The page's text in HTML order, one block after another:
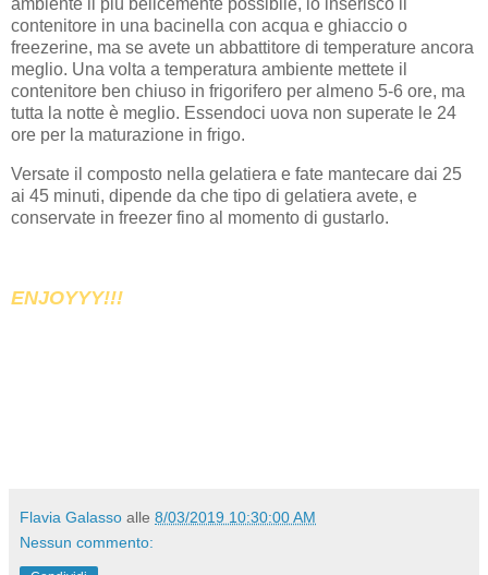
ambiente il più belicemente possibile, io inserisco il
contenitore in una bacinella con acqua e ghiaccio o
freezerine, ma se avete un abbattitore di temperature ancora
meglio. Una volta a temperatura ambiente mettete il
contenitore ben chiuso in frigorifero per almeno 5-6 ore, ma
tutta la notte è meglio. Essendoci uova non superate le 24
ore per la maturazione in frigo.
Versate il composto nella gelatiera e fate mantecare dai 25
ai 45 minuti, dipende da che tipo di gelatiera avete, e
conservate in freezer fino al momento di gustarlo.
ENJOYYY!!!
Flavia Galasso alle 8/03/2019 10:30:00 AM
Nessun commento: